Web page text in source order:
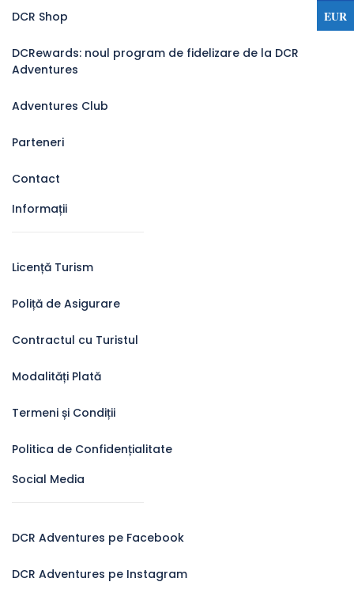
DCR Shop
DCRewards: noul program de fidelizare de la DCR
Adventures
Adventures Club
Parteneri
Contact
Informații
Licență Turism
Poliță de Asigurare
Contractul cu Turistul
Modalități Plată
Termeni și Condiții
Politica de Confidențialitate
Social Media
DCR Adventures pe Facebook
DCR Adventures pe Instagram
EUR